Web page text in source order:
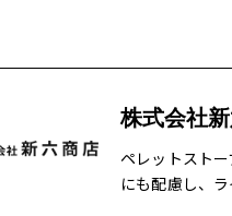
株式会社
ペレットスト
にも配慮し、